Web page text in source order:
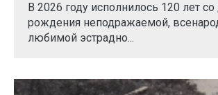
В 2026 году исполнилось 120 лет со
рождения неподражаемой,
любимой эстрадно...